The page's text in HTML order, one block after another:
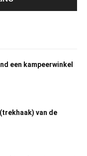
een kampeerwinkel
van de